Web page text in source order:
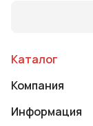
Каталог
Компания
Информация